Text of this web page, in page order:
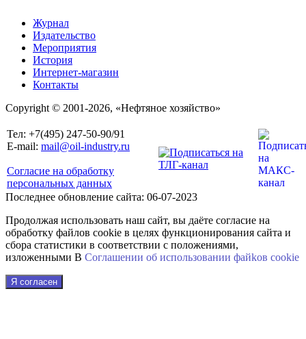
Журнал
Издательство
Мероприятия
История
Интернет-магазин
Контакты
Copyright © 2001-2026, «Нефтяное хозяйство»
Тел: +7(495) 247-50-90/91
E-mail: mail@oil-industry.ru
Согласие на обработку
персональных данных
Последнее обновление сайта: 06-07-2023
Продолжая использовать наш сайт, вы даёте согласие на
обработку файлов cookie в целях функционирования сайта и
сбора статистики в соответствии с положениями,
изложенными В Соглашении об использовании файkов cookie
Я согласен